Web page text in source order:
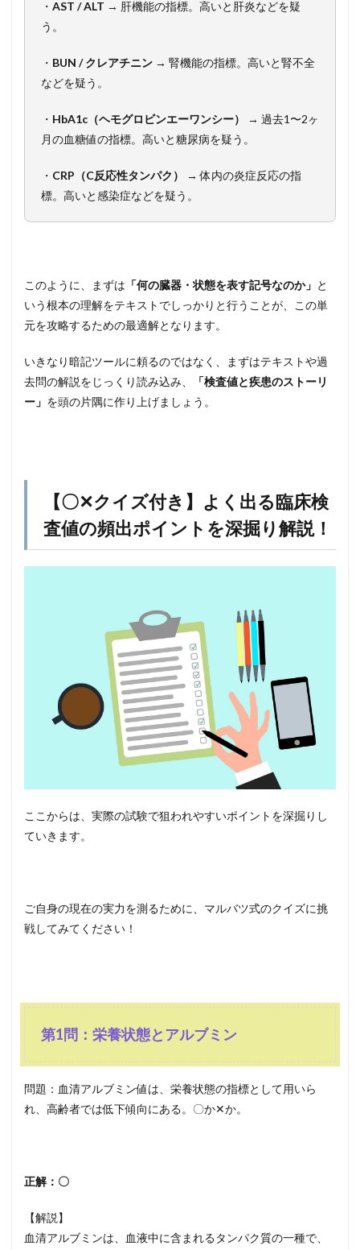
・ AST / ALT → 肝機能の指標。高いと肝炎などを疑
う。
・ BUN / クレアチニン → 腎機能の指標。高いと腎不全
などを疑う。
・ HbA1c（ヘモグロビンエーワンシー）
→ 過去1〜2ヶ
月の血糖値の指標。高いと糖尿病を疑う。
・ CRP（C反応性タンパク）
→ 体内の炎症反応の指
標。高いと感染症などを疑う。
このように、まずは 「何の臓器・状態を表す記号なのか」 と
いう根本の理解をテキストでしっかりと行うことが、この単
元を攻略するための最適解となります。
いきなり暗記ツールに頼るのではなく、まずはテキストや過
去問の解説をじっくり読み込み、
「検査値と疾患のストーリ
ー」 を頭の片隅に作り上げましょう。
【〇✕クイズ付き】よく出る臨床検
査値の頻出ポイントを深掘り解説！
ここからは、実際の試験で狙われやすいポイントを深掘りし
ていきます。
ご自身の現在の実力を測るために、マルバツ式のクイズに挑
戦してみてください！
第1問：栄養状態とアルブミン
問題：血清アルブミン値は、栄養状態の指標として用いら
れ、高齢者では低下傾向にある。〇か✕か。
正解：〇
【解説】
血清アルブミンは、血液中に含まれるタンパク質の一種で、